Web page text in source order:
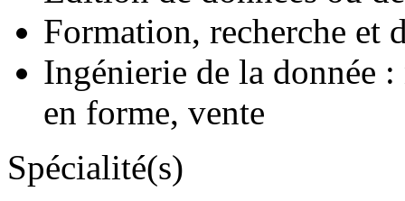
Formation, recherche et
Ingénierie de la donnée
en forme, vente
Spécialité(s)